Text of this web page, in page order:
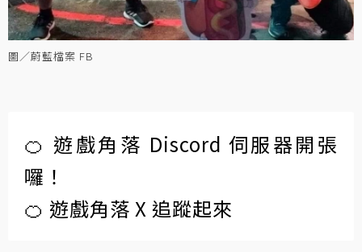
圖／蔚藍檔案 FB
🍊 遊戲角落 Discord 伺服器開張
囉！
🍊 遊戲角落 X 追蹤起來